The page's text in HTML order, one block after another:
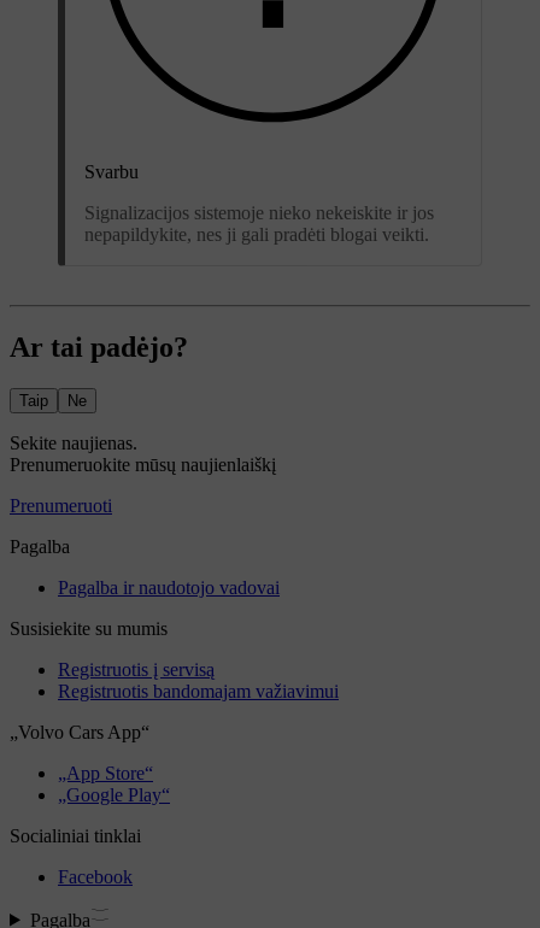
Svarbu
Signalizacijos sistemoje nieko nekeiskite ir jos
nepapildykite, nes ji gali pradėti blogai veikti.
Ar tai padėjo?
Taip Ne